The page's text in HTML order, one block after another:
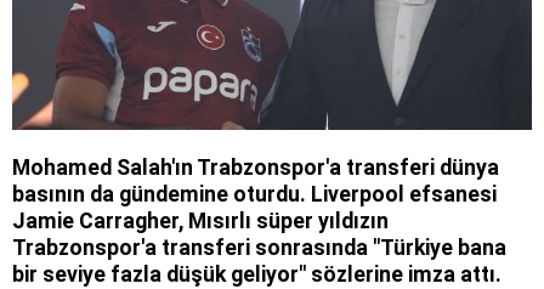
Mohamed Salah'ın Trabzonspor'a transferi dünya
basının da gündemine oturdu. Liverpool efsanesi
Jamie Carragher, Mısırlı süper yıldızın
Trabzonspor'a transferi sonrasında "Türkiye bana
bir seviye fazla düşük geliyor" sözlerine imza attı.